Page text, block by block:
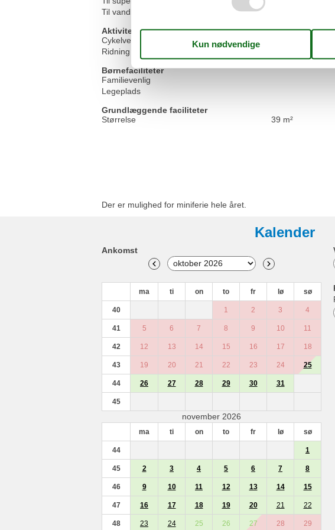
Til vandrestien
Aktivitetsfaciliteter
Cykelvenlig
Ridning
Børnefaciliteter
Familievenlig
Legeplads
Grundlæggende faciliteter
Størrelse
39 m²
Der er mulighed for miniferie hele året.
Kalender
Ankomst
ma ti on to fr lø sø
40 1 2 3 4
41 5 6 7 8 9 10 11
42 12 13 14 15 16 17 18
43 19 20 21 22 23 24 25
44 26 27 28 29 30 31
45
november 2026
ma ti on to fr lø sø
44 1
45 2 3 4 5 6 7 8
46 9 10 11 12 13 14 15
47 16 17 18 19 20 21 22
48 23 24 25 26 27 28 29